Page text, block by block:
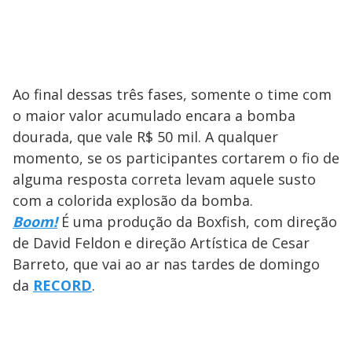
Ao final dessas três fases, somente o time com
o maior valor acumulado encara a bomba
dourada, que vale R$ 50 mil. A qualquer
momento, se os participantes cortarem o fio de
alguma resposta correta levam aquele susto
com a colorida explosão da bomba.
Boom! É uma produção da Boxfish, com direção
de David Feldon e direção Artística de Cesar
Barreto, que vai ao ar nas tardes de domingo
da RECORD.